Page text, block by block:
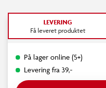
LEVERING
Få leveret produktet
På lager online (5+)
Levering fra 39,-